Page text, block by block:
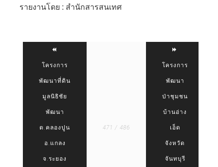
รายงานโดย : สำนักสารสนเทศ
โครงการ
พัฒนาที่ดิน
มูลนิธิชัย
พัฒนา
ต.คลองปูน
อ.แกลง
จ.ระยอง
471 / 486
โครงการ
พัฒนา
ป่าชุมชน
บ้านอ่าง
เอ็ด
จังหวัด
จันทบุรี